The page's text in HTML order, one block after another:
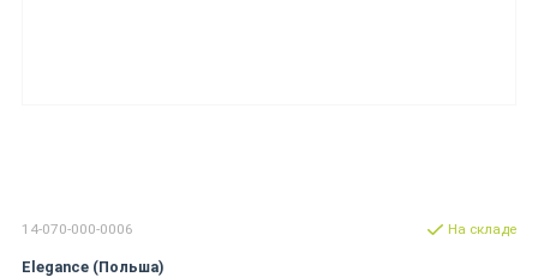
14-070-000-0006
Elegance (Польша)
На складе